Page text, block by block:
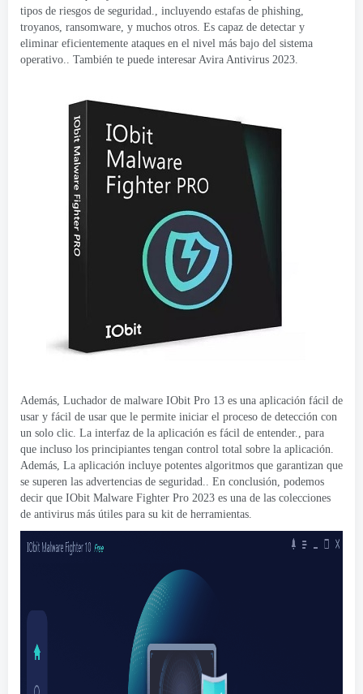
tipos de riesgos de seguridad., incluyendo estafas de phishing,
troyanos, ransomware, y muchos otros. Es capaz de detectar y
eliminar eficientemente ataques en el nivel más bajo del sistema
operativo.. También te puede interesar Avira Antivirus 2023.
Además, Luchador de malware IObit Pro 13 es una aplicación fácil de
usar y fácil de usar que le permite iniciar el proceso de detección con
un solo clic. La interfaz de la aplicación es fácil de entender., para
que incluso los principiantes tengan control total sobre la aplicación.
Además, La aplicación incluye potentes algoritmos que garantizan que
se superen las advertencias de seguridad.. En conclusión, podemos
decir que IObit Malware Fighter Pro 2023 es una de las colecciones
de antivirus más útiles para su kit de herramientas.